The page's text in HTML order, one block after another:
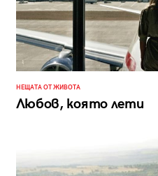
НЕЩАТА ОТ ЖИВОТА
Любов, която лети